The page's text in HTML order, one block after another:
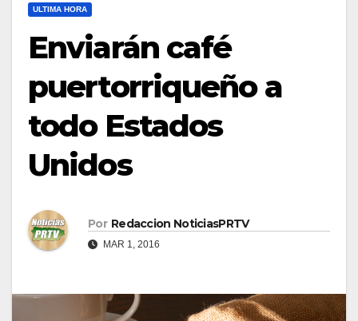
ULTIMA HORA
Enviarán café
puertorriqueño a
todo Estados
Unidos
Por Redaccion NoticiasPRTV
MAR 1, 2016